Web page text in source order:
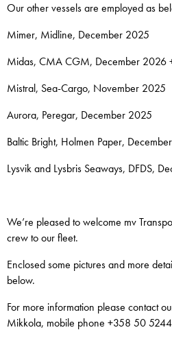
Our other vessels are employed as
Mimer, Midline, December 2025
Midas, CMA CGM, December 2026
Mistral, Sea-Cargo, November 2025
Aurora, Peregar, December 2025
Baltic Bright, Holmen Paper,
Lysvik and Lysbris Seaways, DFDS,
We’re pleased to welcome mv
crew to our fleet.
Enclosed some pictures and more
below.
For more information please contact
Mikkola, mobile phone +358 50